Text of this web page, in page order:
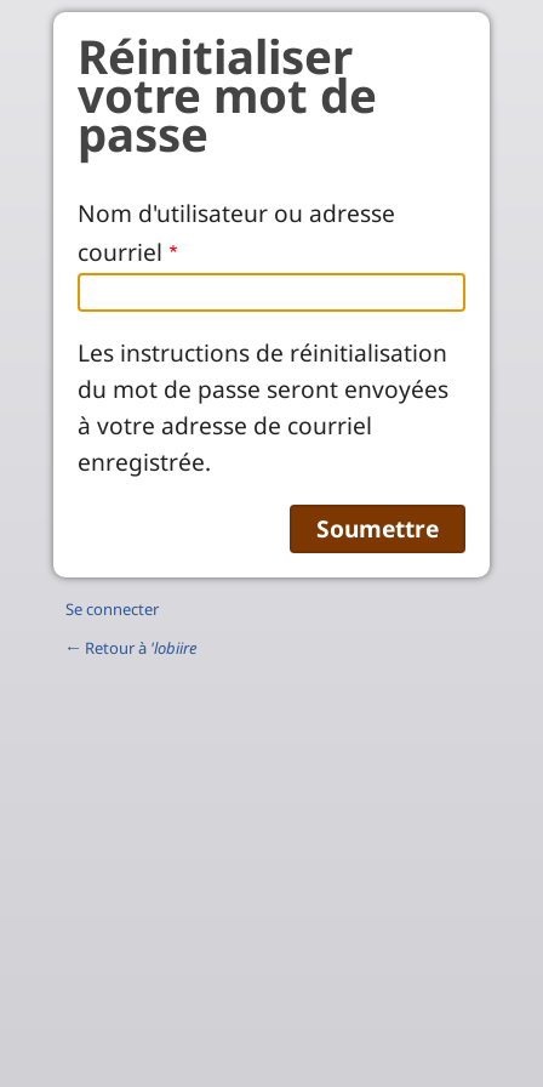
Aller au contenu principal
Réinitialiser
votre mot de
passe
Nom d'utilisateur ou adresse
courriel
Les instructions de réinitialisation
du mot de passe seront envoyées
à votre adresse de courriel
enregistrée.
Se connecter
← Retour à 'lobiire